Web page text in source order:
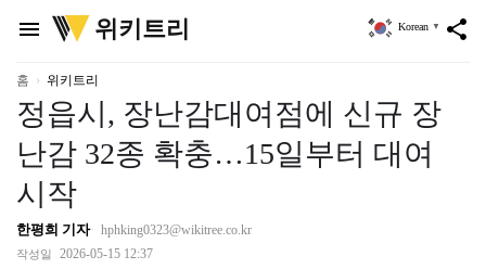
menu
위
키
리
위키트리 share
Korean ▼
홈 위키트리
정읍시, 장난감대여점에 신규 장
난감 32종 확충…15일부터 대여
시작
한평희 기자 hphking0323@wikitree.co.kr
작성일 2026-05-15 12:37